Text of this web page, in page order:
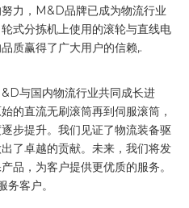
力，M&D品牌已成为物流行业
式分拣机上使用的滚轮与直线电
质赢得了广大用户的信赖,.
与国内物流行业共同成长进
的直流无刷滚筒再到伺服滚筒，
步提升。我们见证了物流装备驱
了卓越的贡献。未来，我们将发
品，为客户提供更优质的服务。
客户。